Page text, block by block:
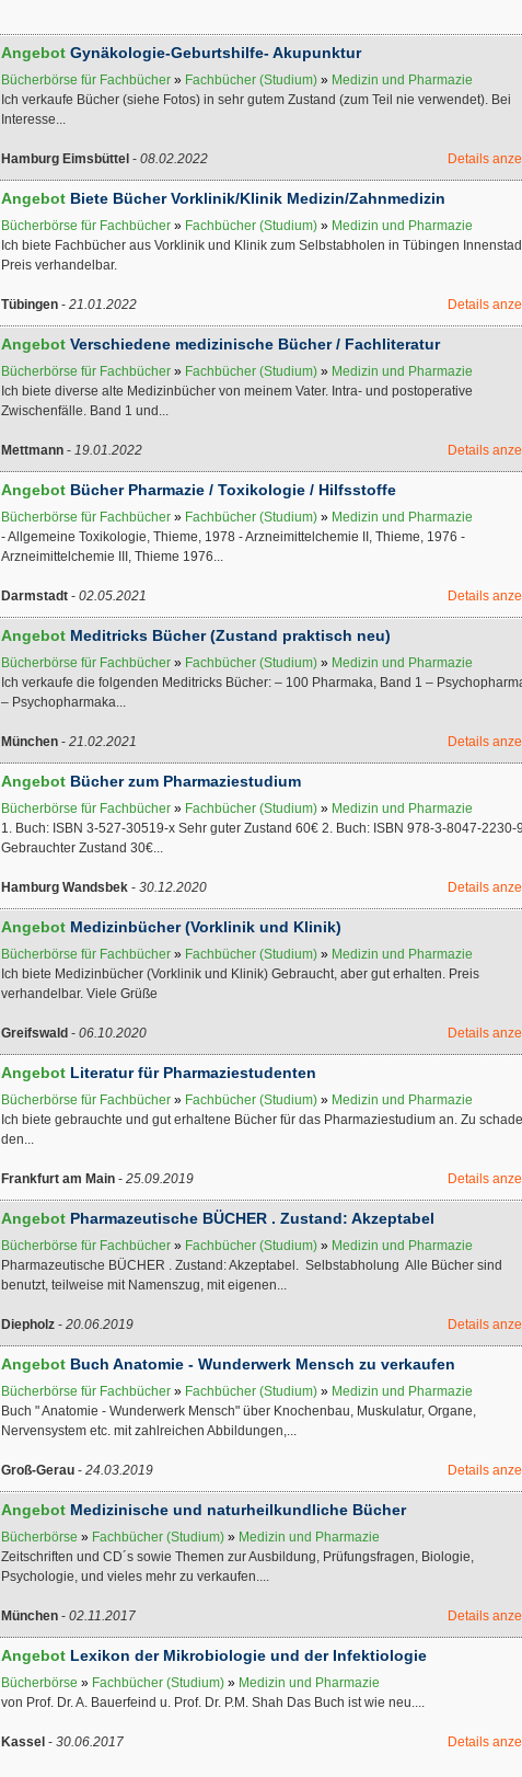
Angebot Gynäkologie-Geburtshilfe- Akupunktur
Bücherbörse für Fachbücher » Fachbücher (Studium) » Medizin und Pharmazie
Ich verkaufe Bücher (siehe Fotos) in sehr gutem Zustand (zum Teil nie verwendet). Bei
Interesse...
Hamburg Eimsbüttel - 08.02.2022 Details
Angebot Biete Bücher Vorklinik/Klinik Medizin/Zahnmedizin
Bücherbörse für Fachbücher » Fachbücher (Studium) » Medizin und Pharmazie
Ich biete Fachbücher aus Vorklinik und Klinik zum Selbstabholen in Tübingen
Preis verhandelbar.
Tübingen - 21.01.2022 Details
Angebot Verschiedene medizinische Bücher / Fachliteratur
Bücherbörse für Fachbücher » Fachbücher (Studium) » Medizin und Pharmazie
Ich biete diverse alte Medizinbücher von meinem Vater. Intra- und postoperative
Zwischenfälle. Band 1 und...
Mettmann - 19.01.2022 Details
Angebot Bücher Pharmazie / Toxikologie / Hilfsstoffe
Bücherbörse für Fachbücher » Fachbücher (Studium) » Medizin und Pharmazie
- Allgemeine Toxikologie, Thieme, 1978 - Arzneimittelchemie II, Thieme, 1976 -
Arzneimittelchemie III, Thieme 1976...
Darmstadt - 02.05.2021 Details
Angebot Meditricks Bücher (Zustand praktisch neu)
Bücherbörse für Fachbücher » Fachbücher (Studium) » Medizin und Pharmazie
Ich verkaufe die folgenden Meditricks Bücher: – 100 Pharmaka, Band 1 –
– Psychopharmaka...
München - 21.02.2021 Details
Angebot Bücher zum Pharmaziestudium
Bücherbörse für Fachbücher » Fachbücher (Studium) » Medizin und Pharmazie
1. Buch: ISBN 3-527-30519-x Sehr guter Zustand 60€ 2. Buch: ISBN 978-3-8047-2230-9
Gebrauchter Zustand 30€...
Hamburg Wandsbek - 30.12.2020 Details
Angebot Medizinbücher (Vorklinik und Klinik)
Bücherbörse für Fachbücher » Fachbücher (Studium) » Medizin und Pharmazie
Ich biete Medizinbücher (Vorklinik und Klinik) Gebraucht, aber gut erhalten. Preis
verhandelbar. Viele Grüße
Greifswald - 06.10.2020 Details
Angebot Literatur für Pharmaziestudenten
Bücherbörse für Fachbücher » Fachbücher (Studium) » Medizin und Pharmazie
Ich biete gebrauchte und gut erhaltene Bücher für das Pharmaziestudium an. Zu
den...
Frankfurt am Main - 25.09.2019 Details
Angebot Pharmazeutische BÜCHER . Zustand: Akzeptabel
Bücherbörse für Fachbücher » Fachbücher (Studium) » Medizin und Pharmazie
Pharmazeutische BÜCHER . Zustand: Akzeptabel. Selbstabholung Alle Bücher sind
benutzt, teilweise mit Namenszug, mit eigenen...
Diepholz - 20.06.2019 Details
Angebot Buch Anatomie - Wunderwerk Mensch zu verkaufen
Bücherbörse für Fachbücher » Fachbücher (Studium) » Medizin und Pharmazie
Buch " Anatomie - Wunderwerk Mensch" über Knochenbau, Muskulatur, Organe,
Nervensystem etc. mit zahlreichen Abbildungen,...
Groß-Gerau - 24.03.2019 Details
Angebot Medizinische und naturheilkundliche Bücher
Bücherbörse » Fachbücher (Studium) » Medizin und Pharmazie
Zeitschriften und CD´s sowie Themen zur Ausbildung, Prüfungsfragen, Biologie,
Psychologie, und vieles mehr zu verkaufen....
München - 02.11.2017 Details
Angebot Lexikon der Mikrobiologie und der Infektiologie
Bücherbörse » Fachbücher (Studium) » Medizin und Pharmazie
von Prof. Dr. A. Bauerfeind u. Prof. Dr. P.M. Shah Das Buch ist wie neu....
Kassel - 30.06.2017 Details